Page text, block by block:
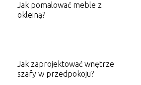
Jak pomalować meble z
okleiną?
Jak zaprojektować wnętrze
szafy w przedpokoju?